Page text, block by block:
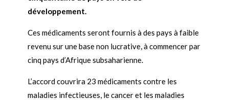
développement.
Ces médicaments seront fournis à des pays à faible
revenu sur une base non lucrative, à commencer par
cinq pays d’Afrique subsaharienne.
L’accord couvrira 23 médicaments contre les
maladies infectieuses, le cancer et les maladies